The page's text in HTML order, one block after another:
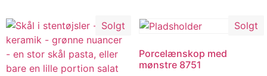
Solgt Solgt
Porcelænskop med
mønstre 8751